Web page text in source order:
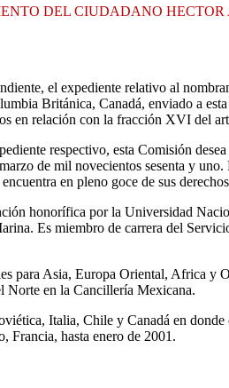
DEL CIUDADANO
el expediente relativo al
Británica, Canadá, enviado a
en relación con la fracción XVI del
respectivo, esta Comisión
de mil novecientos sesenta y
en pleno goce de sus
honorífica por la Universidad
Es miembro de carrera del
para Asia, Europa Oriental, Africa y
Norte en la Cancillería Mexicana.
Italia, Chile y Canadá en
Francia, hasta enero de 2001.